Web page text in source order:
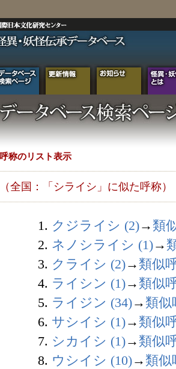
呼称のリスト表示
（全国：「シライシ」に似た呼称）
1. クジライシ (2)→ 類
2. ネノシライシ (1)→
3. クライシ (2)→ 類似
4. ライシン (1)→ 類似
5. ライジン (34)→ 類似
6. サシイシ (1)→ 類似
7. シカイシ (1)→ 類似
8. ウシイシ (10)→ 類似